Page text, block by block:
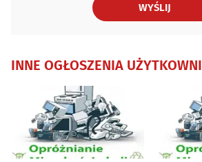
WYŚLIJ
INNE OGŁOSZENIA